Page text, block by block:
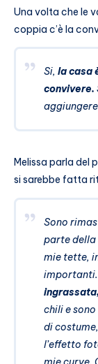
Una volta che le
coppia c’è la
Si, la casa
convivere.
Melissa parla del
si sarebbe fatta
Sono
parte
mie tette,
importanti.
chili e
di
l’effetto